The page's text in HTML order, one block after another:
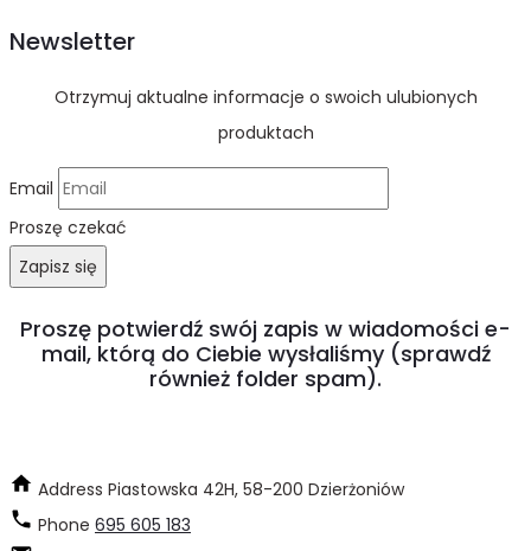
Newsletter
Otrzymuj aktualne informacje o swoich ulubionych
produktach
Email
Proszę czekać
Zapisz się
Proszę potwierdź swój zapis w wiadomości e-
mail, którą do Ciebie wysłaliśmy (sprawdź
również folder spam).
Address Piastowska 42H, 58-200 Dzierżoniów
Phone 695 605 183